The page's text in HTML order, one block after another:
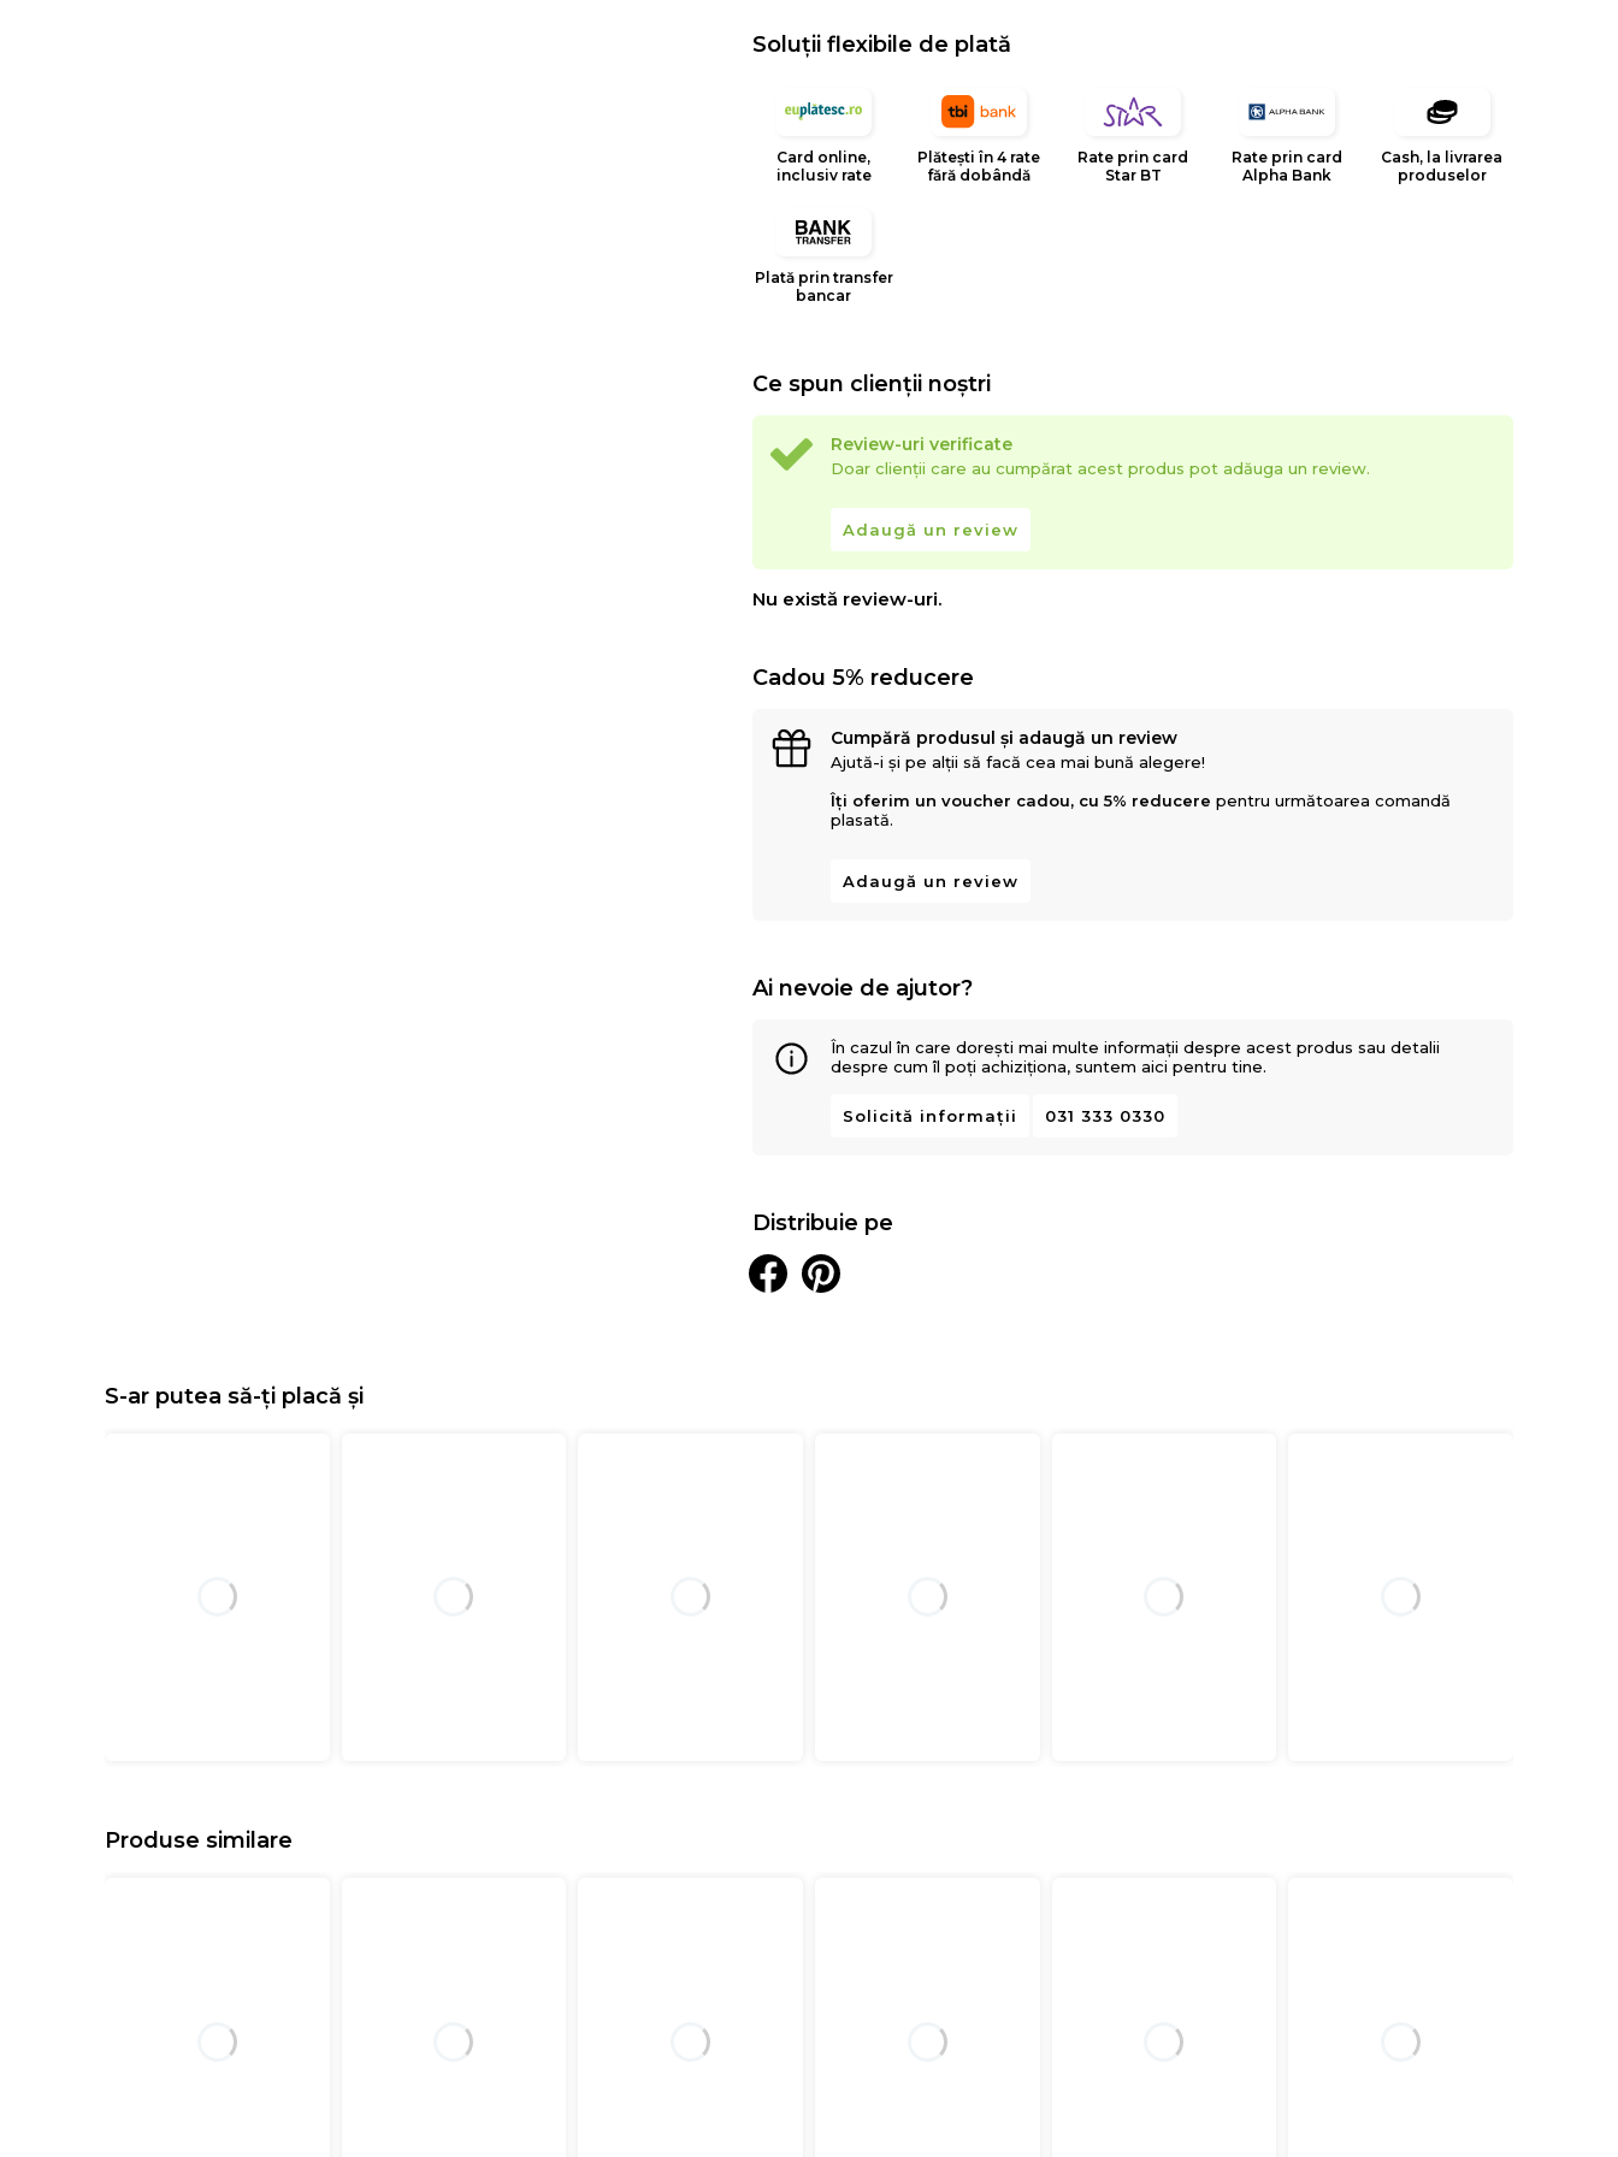
Soluții flexibile de plată
Card online,
inclusiv rate
Plătești în 4 rate
fără dobândă
Rate prin card
Star BT
Rate prin card
Alpha Bank
Cash, la livrarea
produselor
Plată prin transfer
bancar
Ce spun clienții noștri
Review-uri verificate
Doar clienții care au cumpărat acest produs pot adăuga un review.
Adaugă un review
Nu există review-uri.
Cadou 5% reducere
Cumpără produsul și adaugă un review
Ajută-i și pe alții să facă cea mai bună alegere!
Îți oferim un voucher cadou, cu 5% reducere pentru următoarea comandă
plasată.
Adaugă un review
Ai nevoie de ajutor?
În cazul în care dorești mai multe informații despre acest produs sau detalii
despre cum îl poți achiziționa, suntem aici pentru tine.
Solicită informații 031 333 0330
Distribuie pe
S-ar putea să-ți placă și
Produse similare